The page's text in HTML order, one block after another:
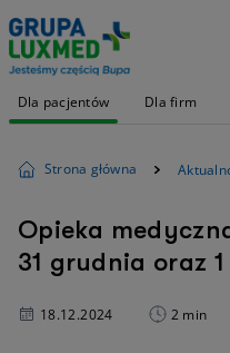
Dla pacjentów Dla firm
Strona główna
Opieka
31 grudnia oraz
18.12.2024 2 min